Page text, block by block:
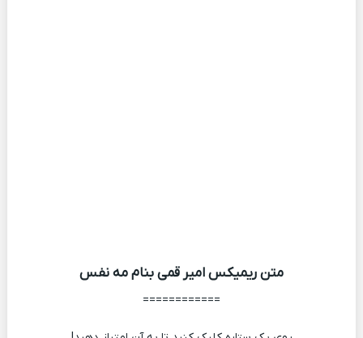
متن ریمیکس امیر قمی بنام مه نفس
============